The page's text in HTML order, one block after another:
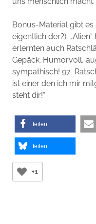
Bonus-Material gibt es
eigentlich der?)
erlernten auch
Gepäck. Humorvoll,
sympathisch! 97
ist einer den ich mir
steht dir!“
teilen
teilen
+1